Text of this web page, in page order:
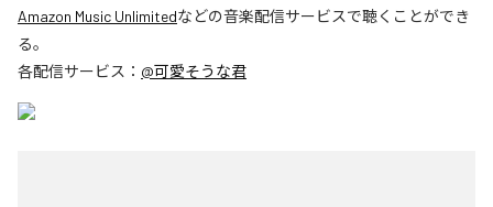
Amazon Music Unlimitedなどの音楽配信サービスで聴くことができ
る。
各配信サービス： @可愛そうな君